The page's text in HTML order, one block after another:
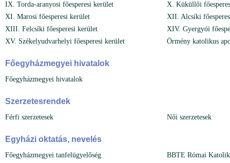
IX. Torda-aranyosi főesperesi kerület
X. Küküllői
XI. Marosi főesperesi kerület
XII. Alcsíki
XIII. Felcsíki főesperesi kerület
XIV. Gyergyói
XV. Székelyudvarhelyi főesperesi kerület
Örmény katolikus
Főegyházmegyei hivatalok
Főegyházmegyei hivatalok
Szerzetesrendek
Férfi szerzetesek Női szerzetesek
Egyházi oktatás, nevelés
Főegyházmegyei tanfelügyelőség
BBTE Római